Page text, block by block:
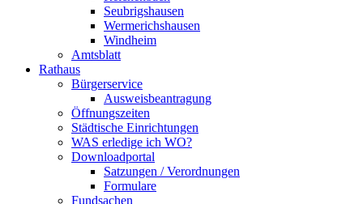
Seubrigshausen
Wermerichshausen
Windheim
Amtsblatt
Rathaus
Bürgerservice
Ausweisbeantragung
Öffnungszeiten
Städtische Einrichtungen
WAS erledige ich WO?
Downloadportal
Satzungen / Verordnungen
Formulare
Fundsachen